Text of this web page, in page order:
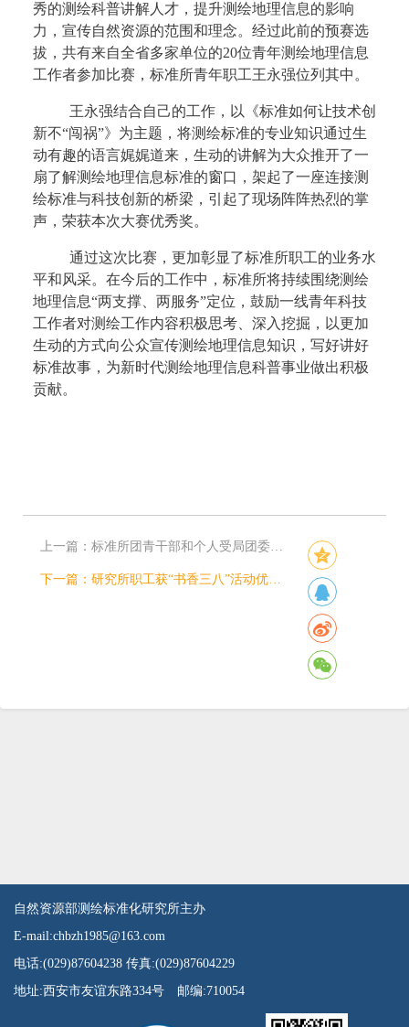
秀的测绘科普讲解人才，提升测绘地理信息的影响
力，宣传自然资源的范围和理念。经过此前的预赛选
拔，共有来自全省多家单位的20位青年测绘地理信息
工作者参加比赛，标准所青年职工王永强位列其中。
王永强结合自己的工作，以《标准如何让技术创
新不“闯祸”》为主题，将测绘标准的专业知识通过生
动有趣的语言娓娓道来，生动的讲解为大众推开了一
扇了解测绘地理信息标准的窗口，架起了一座连接测
绘标准与科技创新的桥梁，引起了现场阵阵热烈的掌
声，荣获本次大赛优秀奖。
通过这次比赛，更加彰显了标准所职工的业务水
平和风采。在今后的工作中，标准所将持续围绕测绘
地理信息“两支撑、两服务”定位，鼓励一线青年科技
工作者对测绘工作内容积极思考、深入挖掘，以更加
生动的方式向公众宣传测绘地理信息知识，写好讲好
标准故事，为新时代测绘地理信息科普事业做出积极
贡献。
上一篇： 标准所团青干部和个人受局团委表彰
下一篇： 研究所职工获“书香三八”活动优秀奖
自然资源部测绘标准化研究所主办
E-mail:chbzh1985@163.com
电话:(029)87604238 传真:(029)87604229
地址:西安市友谊东路334号 邮编:710054